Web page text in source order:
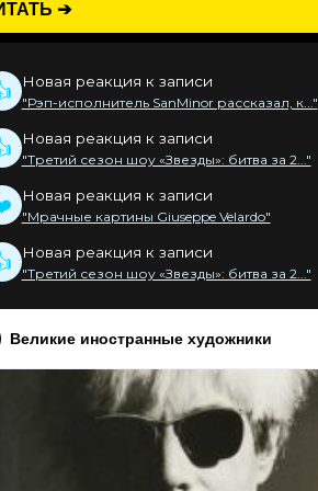
➔
Новая реакция к записи
"Рэп-исполнитель SanMinor рассказал, к..."
Новая реакция к записи
"Третий сезон шоу «Звезды»: битва за 2..."
Новая реакция к записи
"Мрачные картины Giuseppe Velardo"
Новая реакция к записи
"Третий сезон шоу «Звезды»: битва за 2..."
Великие иностранные художники